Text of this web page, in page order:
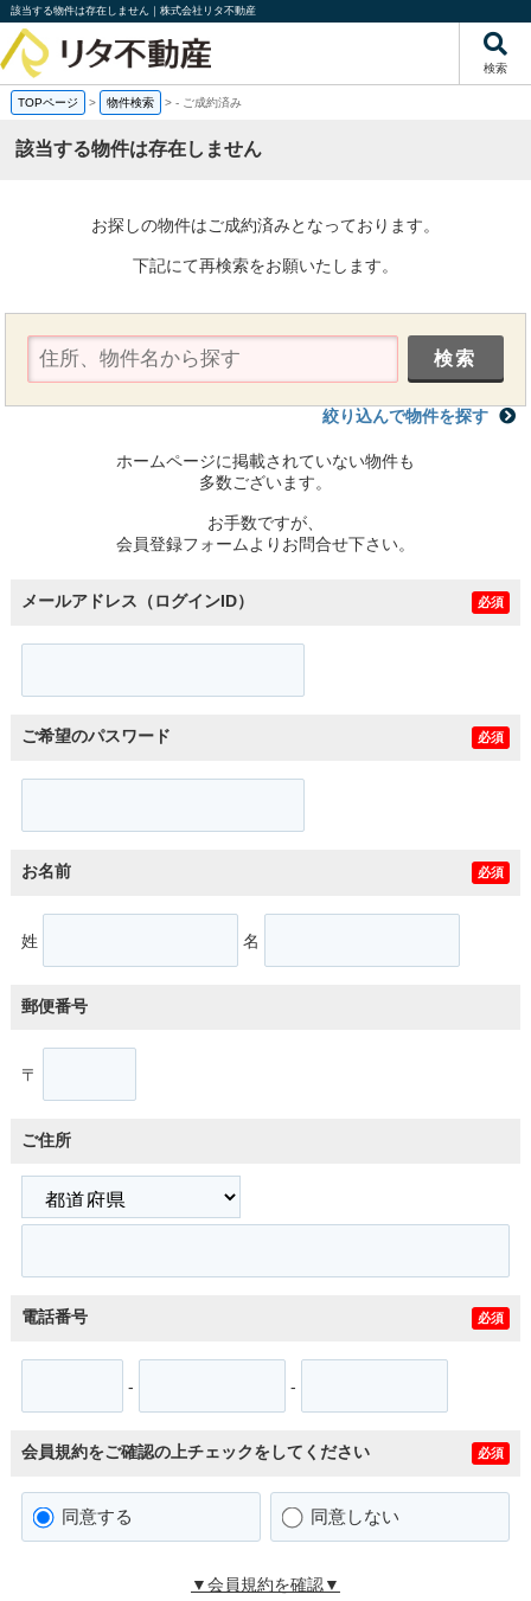
該当する物件は存在しません｜株式会社リタ不動産
検索
TOPページ > 物件検索 >- ご成約済み
該当する物件は存在しません
お探しの物件はご成約済みとなっております。
下記にて再検索をお願いたします。
絞り込んで物件を探す
ホームページに掲載されていない物件も
多数ございます。
お手数ですが、
会員登録フォームよりお問合せ下さい。
メールアドレス（ログインID） 必須
ご希望のパスワード 必須
お名前 必須
姓 名
郵便番号
〒
ご住所
電話番号 必須
- -
会員規約をご確認の上チェックをしてください 必須
同意する 同意しない
▼会員規約を確認▼